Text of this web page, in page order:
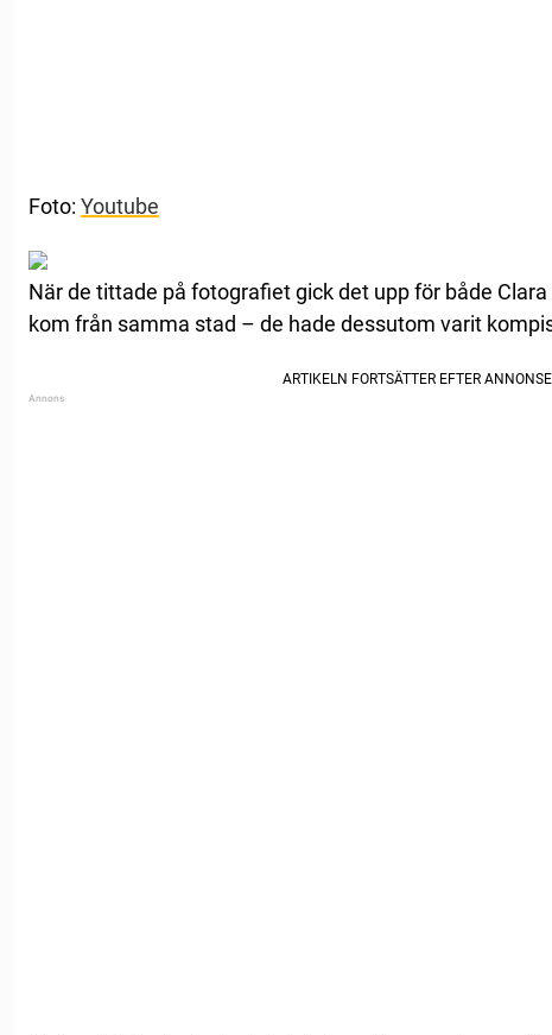
Foto: Youtube
När de tittade på fotografiet gick det upp för både
kom från samma stad – de hade dessutom varit